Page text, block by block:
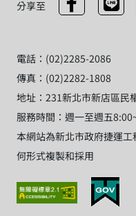
分享至
電話：(02)2285-2086
傳真：(02)2282-1808
地址：231新北市新店區民
服務時間：週一至週五
本網站為新北市政府捷運
何形式複製和採用